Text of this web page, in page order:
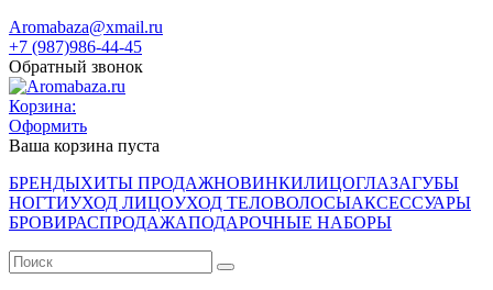
Aromabaza@xmail.ru
+7 (987)986-44-45
Обратный звонок
Корзина:
Оформить
Ваша корзина пуста
БРЕНДЫХИТЫ ПРОДАЖНОВИНКИЛИЦОГЛАЗАГУБЫ
НОГТИУХОД ЛИЦОУХОД ТЕЛОВОЛОСЫАКСЕССУАРЫ
БРОВИРАСПРОДАЖАПОДАРОЧНЫЕ НАБОРЫ